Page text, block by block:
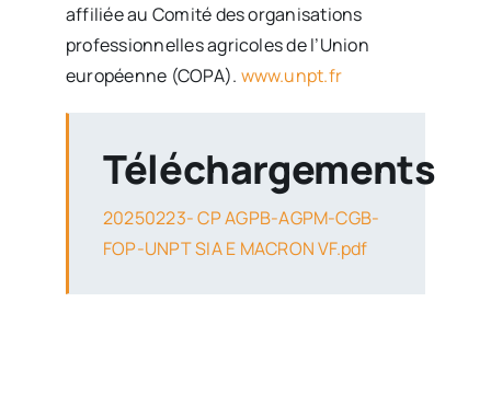
affiliée au Comité des organisations
professionnelles agricoles de l’Union
européenne (COPA). www.unpt.fr
Téléchargements
20250223- CP AGPB-AGPM-CGB-
FOP-UNPT SIA E MACRON VF.pdf